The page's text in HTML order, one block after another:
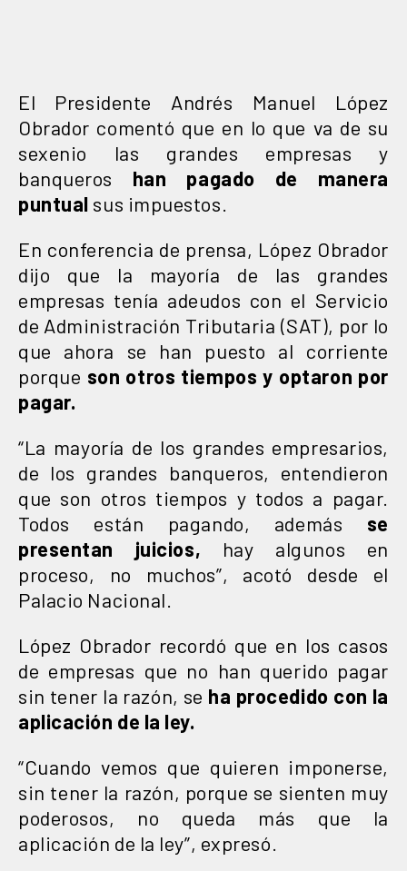
El Presidente Andrés Manuel López
Obrador comentó que en lo que va de su
sexenio las grandes empresas y
banqueros han pagado de manera
puntual sus impuestos.
En conferencia de prensa, López Obrador
dijo que la mayoría de las grandes
empresas tenía adeudos con el Servicio
de Administración Tributaria (SAT), por lo
que ahora se han puesto al corriente
porque son otros tiempos y optaron por
pagar.
“La mayoría de los grandes empresarios,
de los grandes banqueros, entendieron
que son otros tiempos y todos a pagar.
Todos están pagando, además se
presentan juicios, hay algunos en
proceso, no muchos”, acotó desde el
Palacio Nacional.
López Obrador recordó que en los casos
de empresas que no han querido pagar
sin tener la razón, se ha procedido con la
aplicación de la ley.
“Cuando vemos que quieren imponerse,
sin tener la razón, porque se sienten muy
poderosos, no queda más que la
aplicación de la ley”, expresó.